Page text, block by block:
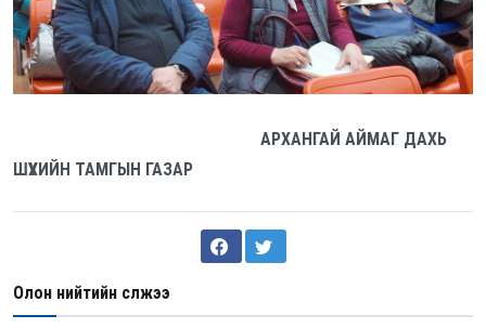
АРХАНГАЙ АЙМАГ ДАХЬ
ШҮҮХИЙН ТАМГЫН ГАЗАР
Олон нийтийн сүлжээ